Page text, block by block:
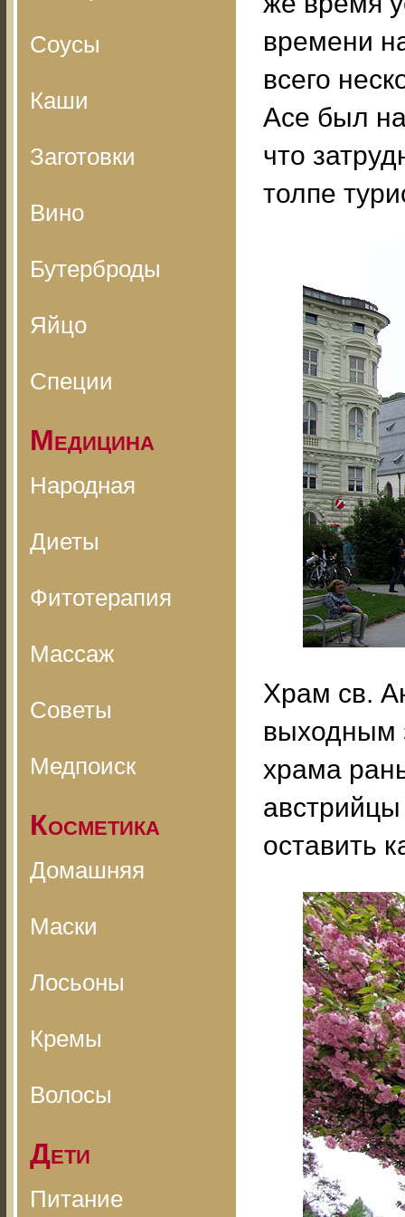
Соусы
Каши
Заготовки
Вино
Бутерброды
Яйцо
Специи
Медицина
Народная
Диеты
Фитотерапия
Массаж
Советы
Медпоиск
Косметика
Домашняя
Маски
Лосьоны
Кремы
Волосы
Дети
Питание
времени
всего
Асе был
что
толпе
Храм св.
выходным
храма
оставить